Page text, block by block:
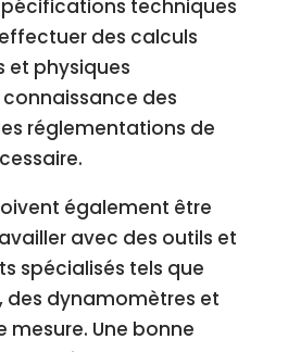
techniques
des calculs
physiques
des
réglementations de
également être
avec des outils et
spécialisés tels que
des dynamomètres et
mesure. Une bonne